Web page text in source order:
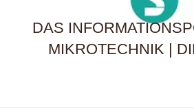
DAS
MIKROTECHNIK |